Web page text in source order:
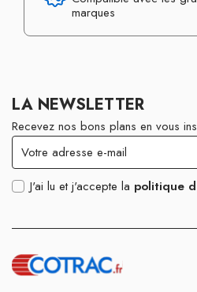
marques
LA NEWSLETTER
Recevez nos bons plans en vous
J'ai lu et j'accepte la politique